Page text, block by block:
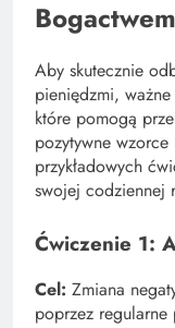
Aby skutecznie
pieniędzmi,
które pomogą
pozytywne
przykładowych
swojej codziennej
Ćwiczenie 1:
Cel: Zmiana
poprzez regularne